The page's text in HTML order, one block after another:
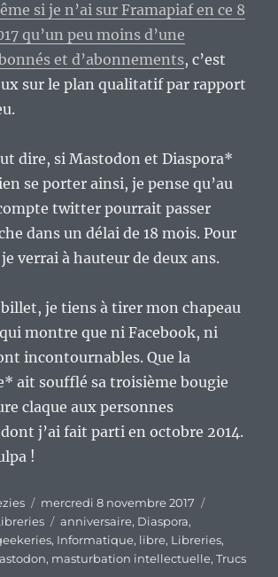
si je n’ai sur Framapiaf en ce 8
qu’un peu moins d’une
et d’abonnements, c’est
sur le plan qualitatif par rapport
dire, si Mastodon et Diaspora*
se porter ainsi, je pense qu’au
twitter pourrait passer
dans un délai de 18 mois. Pour
verrai à hauteur de deux ans.
je tiens à tirer mon chapeau
montre que ni Facebook, ni
incontournables. Que la
ait soufflé sa troisième bougie
claque aux personnes
j’ai fait parti en octobre 2014.
!
Publié
le
mercredi 8 novembre 2017
Étiquettes
anniversaire, Diaspora,
, Informatique, libre, Libreries,
, masturbation intellectuelle,Trucs